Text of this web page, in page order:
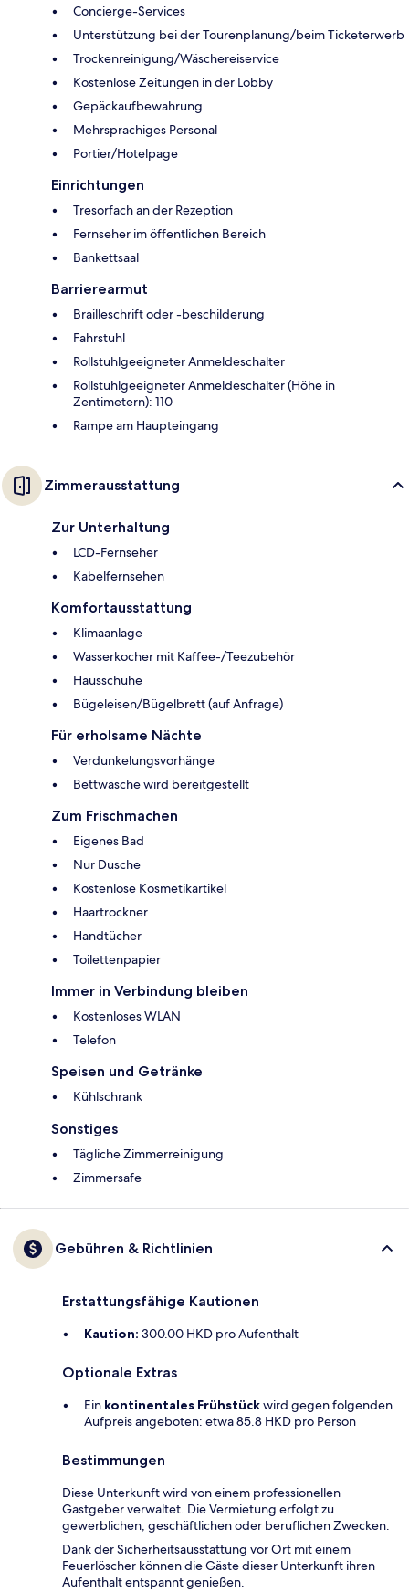
Concierge-Services
Unterstützung bei der Tourenplanung/beim Ticketerwerb
Trockenreinigung/Wäschereiservice
Kostenlose Zeitungen in der Lobby
Gepäckaufbewahrung
Mehrsprachiges Personal
Portier/Hotelpage
Einrichtungen
Tresorfach an der Rezeption
Fernseher im öffentlichen Bereich
Bankettsaal
Barrierearmut
Brailleschrift oder -beschilderung
Fahrstuhl
Rollstuhlgeeigneter Anmeldeschalter
Rollstuhlgeeigneter Anmeldeschalter (Höhe in
Zentimetern): 110
Rampe am Haupteingang
Zimmerausstattung
Zur Unterhaltung
LCD-Fernseher
Kabelfernsehen
Komfortausstattung
Klimaanlage
Wasserkocher mit Kaffee-/Teezubehör
Hausschuhe
Bügeleisen/Bügelbrett (auf Anfrage)
Für erholsame Nächte
Verdunkelungsvorhänge
Bettwäsche wird bereitgestellt
Zum Frischmachen
Eigenes Bad
Nur Dusche
Kostenlose Kosmetikartikel
Haartrockner
Handtücher
Toilettenpapier
Immer in Verbindung bleiben
Kostenloses WLAN
Telefon
Speisen und Getränke
Kühlschrank
Sonstiges
Tägliche Zimmerreinigung
Zimmersafe
Gebühren & Richtlinien
Erstattungsfähige Kautionen
Kaution: 300.00 HKD pro Aufenthalt
Optionale Extras
Ein kontinentales Frühstückwird gegen folgenden
Aufpreis angeboten: etwa 85.8 HKD pro Person
Bestimmungen
Diese Unterkunft wird von einem professionellen
Gastgeber verwaltet. Die Vermietung erfolgt zu
gewerblichen, geschäftlichen oder beruflichen Zwecken.
Dank der Sicherheitsausstattung vor Ort mit einem
Feuerlöscher können die Gäste dieser Unterkunft ihren
Aufenthalt entspannt genießen.